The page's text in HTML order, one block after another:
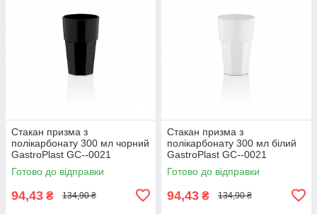
Стакан призма з
полікарбонату 300 мл чорний
GastroPlast GC--0021
Готово до відправки
94,43 ₴ 134,90 ₴
Стакан призма з
полікарбонату 300 мл білий
GastroPlast GC--0021
Готово до відправки
94,43 ₴ 134,90 ₴